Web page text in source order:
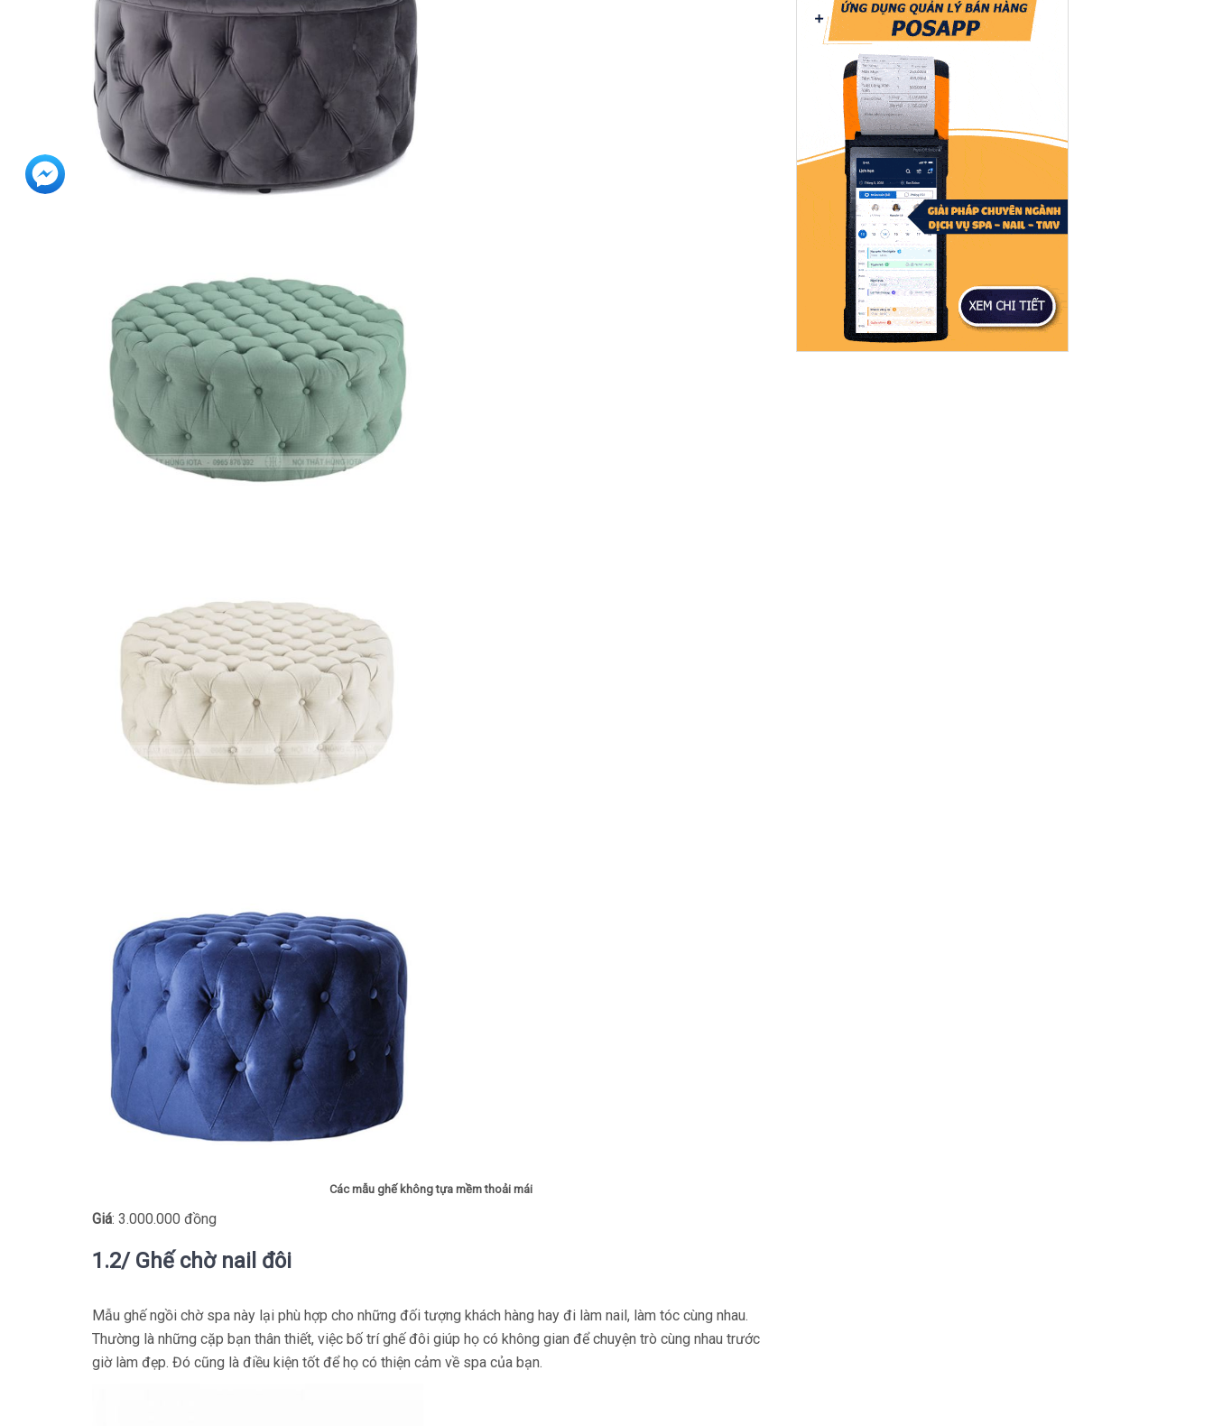
Các mẫu ghế không tựa mềm thoải mái
Giá: 3.000.000 đồng
1.2/ Ghế chờ nail đôi
Mẫu ghế ngồi chờ spa này lại phù hợp cho những đối tượng khách hàng hay đi làm nail, làm tóc cùng nhau.
Thường là những cặp bạn thân thiết, việc bố trí ghế đôi giúp họ có không gian để chuyện trò cùng nhau trước
giờ làm đẹp. Đó cũng là điều kiện tốt để họ có thiện cảm về spa của bạn.